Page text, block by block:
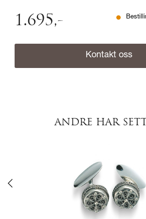
1.695,-
Kontakt oss
ANDRE HAR